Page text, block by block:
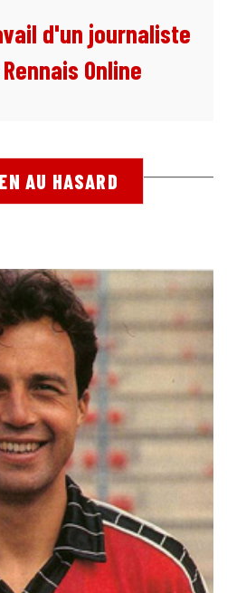
d'un journaliste
Online
AU HASARD